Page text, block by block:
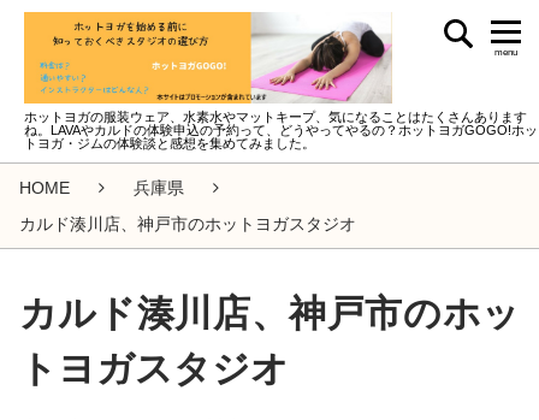
ホットヨガの服装ウェア、水素水やマットキープ、気になることはたくさんあります
ね。LAVAやカルドの体験申込の予約って、どうやってやるの？ホットヨガGOGO!ホッ
トヨガ・ジムの体験談と感想を集めてみました。
menu
HOME
兵庫県
カルド湊川店、神戸市のホットヨガスタジオ
カルド湊川店、神戸市のホッ
トヨガスタジオ